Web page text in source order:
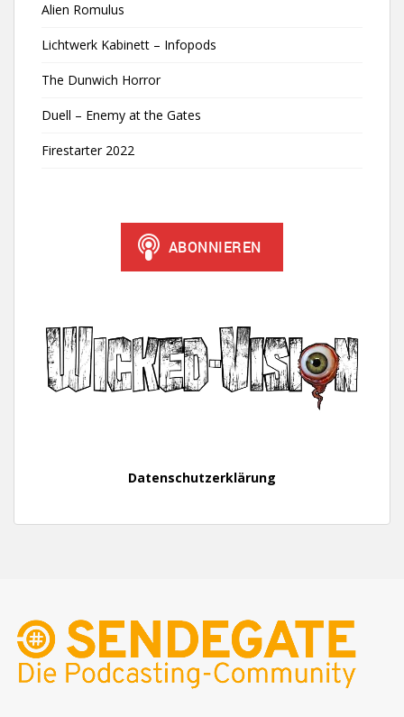
Alien Romulus
Lichtwerk Kabinett – Infopods
The Dunwich Horror
Duell – Enemy at the Gates
Firestarter 2022
Datenschutzerklärung